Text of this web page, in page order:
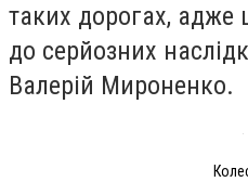
таких дорогах, адже
до серйозних
Валерій Мироненко.